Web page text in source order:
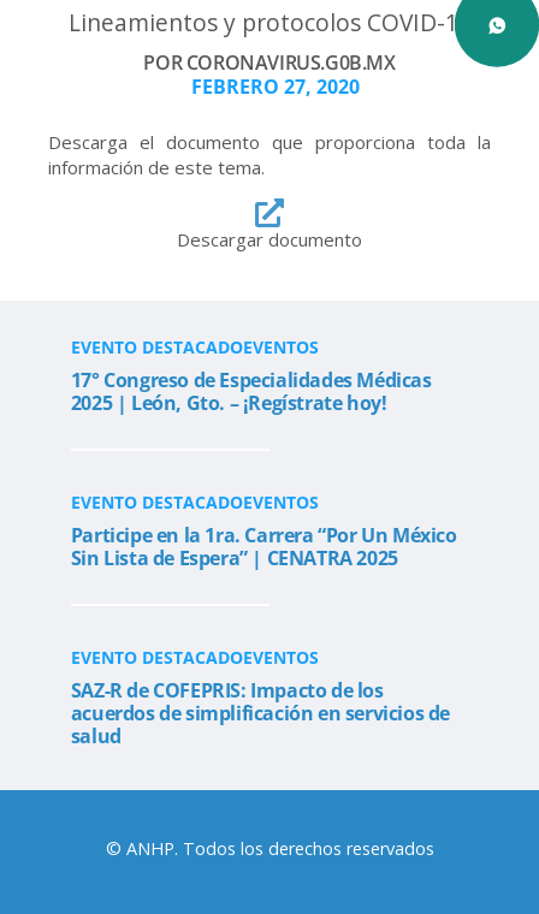
Lineamientos y protocolos COVID-19
POR CORONAVIRUS.G0B.MX
FEBRERO 27, 2020
Descarga el documento que proporciona toda la
información de este tema.
Descargar documento
EVENTO DESTACADOEVENTOS
17° Congreso de Especialidades Médicas
2025 | León, Gto. – ¡Regístrate hoy!
EVENTO DESTACADOEVENTOS
Participe en la 1ra. Carrera “Por Un México
Sin Lista de Espera” | CENATRA 2025
EVENTO DESTACADOEVENTOS
SAZ-R de COFEPRIS: Impacto de los
acuerdos de simplificación en servicios de
salud
© ANHP. Todos los derechos reservados